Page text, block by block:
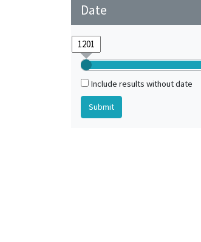
Date
Include results without date